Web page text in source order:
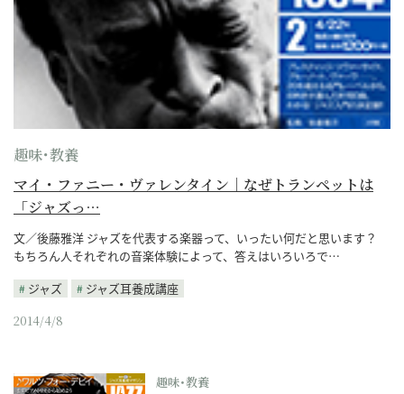
趣味･教養
マイ・ファニー・ヴァレンタイン｜なぜトランペットは
「ジャズっ…
文／後藤雅洋 ジャズを代表する楽器って、いったい何だと思います？
もちろん人それぞれの音楽体験によって、答えはいろいろで…
ジャズ
ジャズ耳養成講座
2014/4/8
趣味･教養